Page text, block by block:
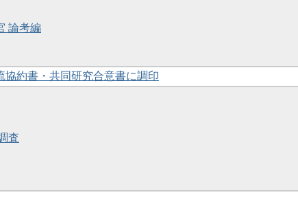
論考編
協約書・共同研究合意書に調印
査